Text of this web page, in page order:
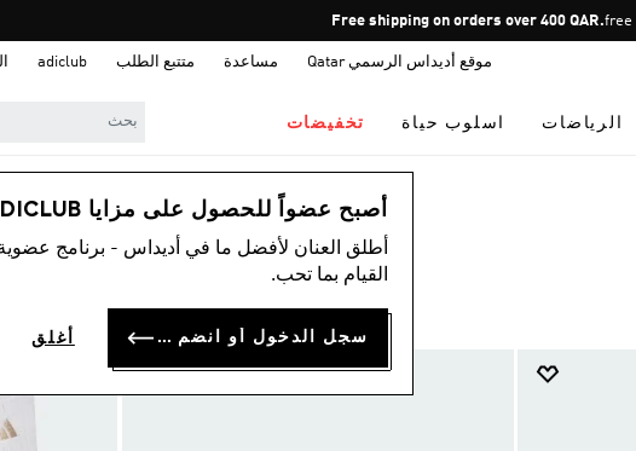
Pause
promotion
free returns
موقع أديداس الرسمي Qatar مساعدة متتبع الطلب adiclub
الرياضات اسلوب حياة تخفيضات
أصبح عضواً للحصول على مزايا ADICLUB
أطلق العنان لأفضل ما في أديداس - برنامج
القيام بما تحب.
سجل الدخول أو انضم الآن أغلق